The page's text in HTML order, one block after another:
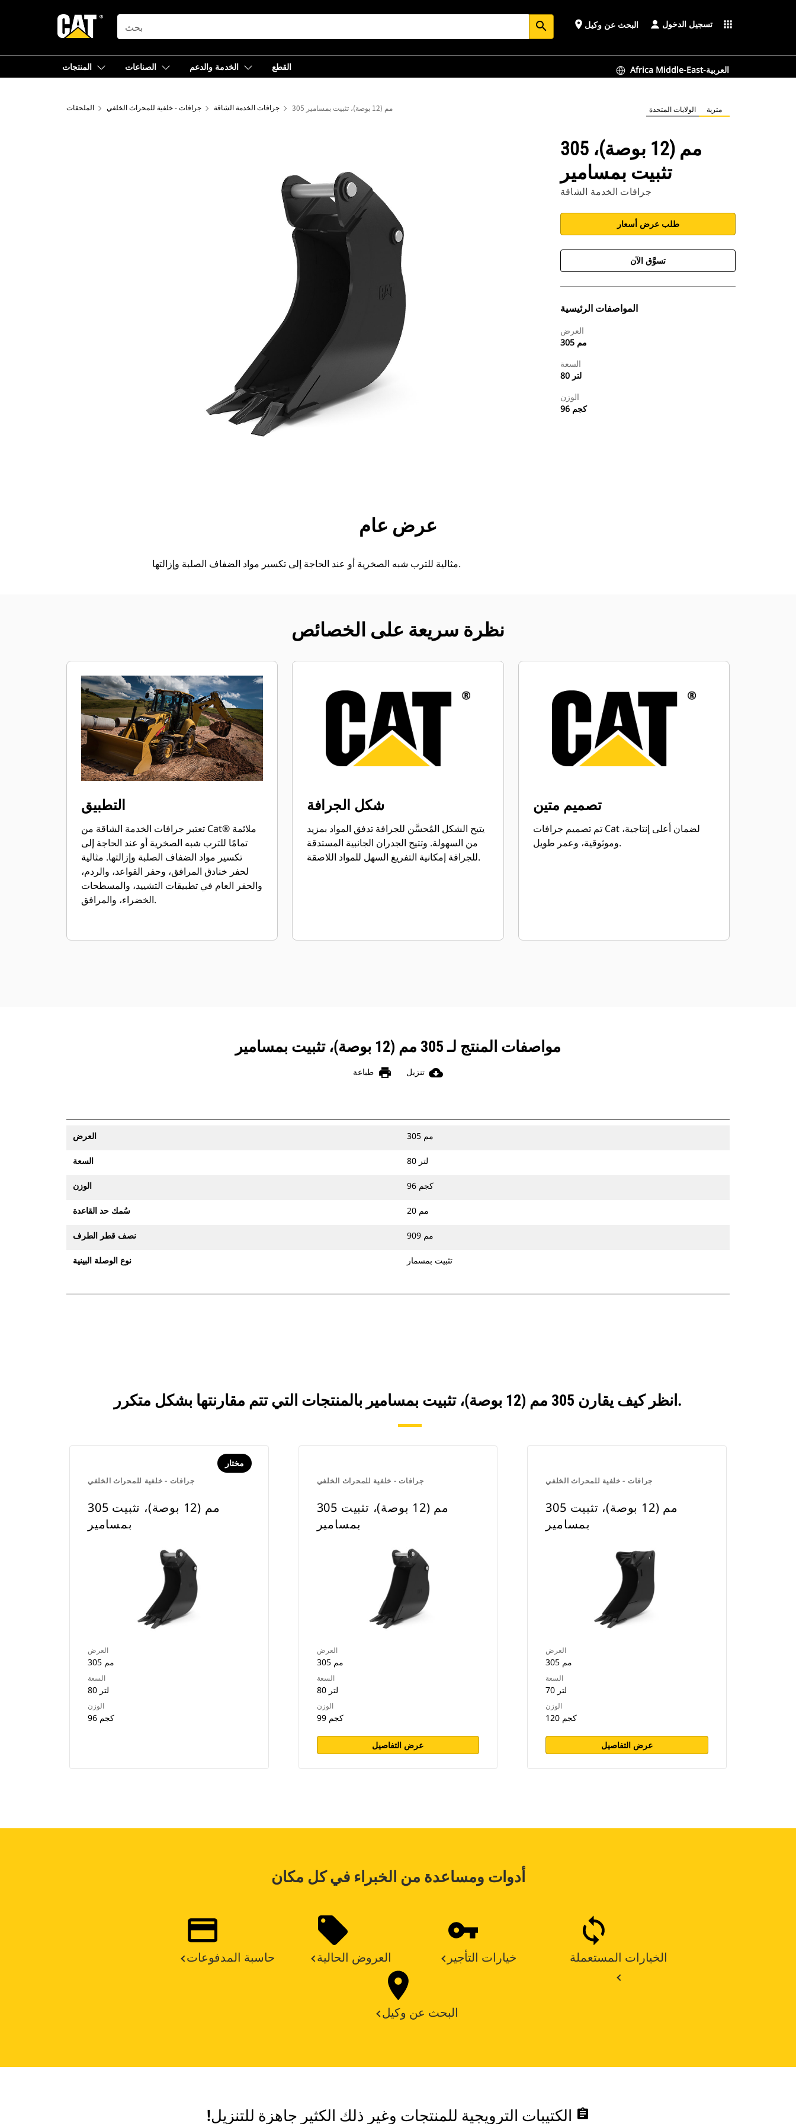
SEARCH search place البحث عن وكيل تسجيل الدخول apps
المنتجات الصناعات الخدمة والدعم القطع Africa Middle-East-العربية
الملحقات جرافات - خلفية للمحراث الخلفي جرافات الخدمة الشاقة 305 مم (12 بوصة)، تثبيت بمسامير الولايات المتحدة مترية
305 مم (12 بوصة)،
تثبيت بمسامير
جرافات الخدمة الشاقة
طلب عرض أسعار
تسوَّق الآن
المواصفات الرئيسية
العرض
305 مم
السعة
80 لتر
الوزن
96 كجم
الأدوات
عرض عام
مثالية للترب شبه الصخرية أو عند الحاجة إلى تكسير مواد الضفاف الصلبة وإزالتها.
نظرة سريعة على الخصائص
التطبيق
تعتبر جرافات الخدمة الشاقة من Cat® ملائمة
تمامًا للترب شبه الصخرية أو عند الحاجة إلى
تكسير مواد الضفاف الصلبة وإزالتها. مثالية
لحفر خنادق المرافق، وحفر القواعد، والردم،
والحفر العام في تطبيقات التشييد، والمسطحات
الخضراء، والمرافق.
شكل الجرافة
يتيح الشكل المُحسَّن للجرافة تدفق المواد بمزيد
من السهولة. وتتيح الجدران الجانبية المستدقة
للجرافة إمكانية التفريغ السهل للمواد اللاصقة.
تصميم متين
تم تصميم جرافات Cat لضمان أعلى إنتاجية،
وموثوقية، وعمر طويل.
مواصفات المنتج لـ 305 مم (12 بوصة)، تثبيت بمسامير
cloud_download تنزيل print طباعة
العرض 305 مم
السعة 80 لتر
الوزن 96 كجم
سُمك حد القاعدة 20 مم
نصف قطر الطرف 909 مم
نوع الوصلة البينية تثبيت بمسمار
انظر كيف يقارن 305 مم (12 بوصة)، تثبيت بمسامير بالمنتجات التي تتم مقارنتها بشكل متكرر.
جرافات - خلفية للمحراث الخلفي
مختار
305 مم (12 بوصة)، تثبيت
بمسامير
العرض
305 مم
السعة
80 لتر
الوزن
96 كجم
جرافات - خلفية للمحراث الخلفي
305 مم (12 بوصة)، تثبيت
بمسامير
العرض
305 مم
السعة
80 لتر
الوزن
99 كجم
عرض التفاصيل
جرافات - خلفية للمحراث الخلفي
305 مم (12 بوصة)، تثبيت
بمسامير
العرض
305 مم
السعة
70 لتر
الوزن
120 كجم
عرض التفاصيل
أدوات ومساعدة من الخبراء في كل مكان
حاسبة المدفوعات العروض الحالية خيارات التأجير الخيارات المستعملة
البحث عن وكيل
assignment الكتيبات الترويجية للمنتجات وغير ذلك الكثير جاهزة للتنزيل!